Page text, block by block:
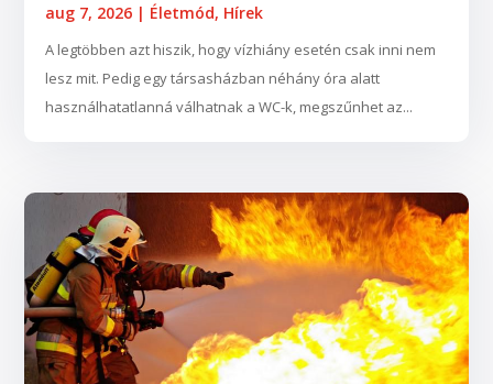
aug 7, 2026 | Életmód, Hírek
A legtöbben azt hiszik, hogy vízhiány esetén csak inni nem
lesz mit. Pedig egy társasházban néhány óra alatt
használhatatlanná válhatnak a WC-k, megszűnhet az...